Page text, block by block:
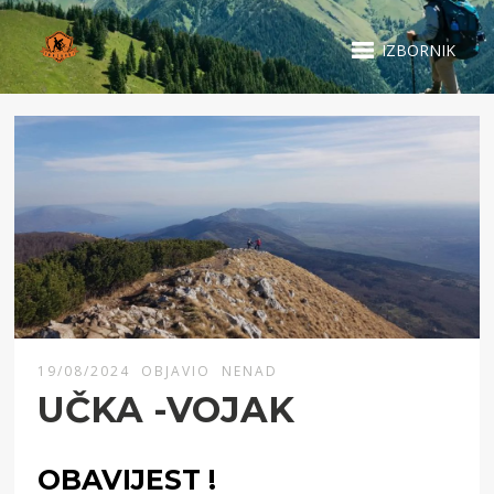
IZBORNIK
19/08/2024 OBJAVIO NENAD
UČKA -VOJAK
OBAVIJEST !